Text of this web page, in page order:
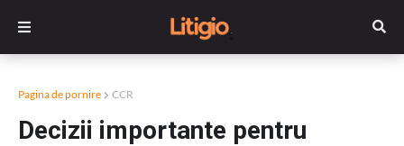
Pagina de pornire CCR
Decizii importante pentru